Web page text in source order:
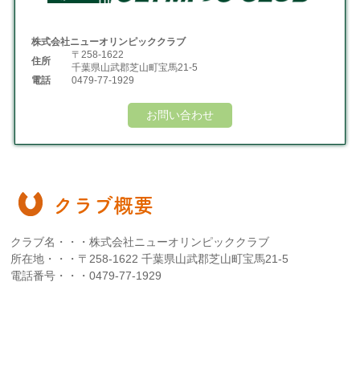
株式会社ニューオリンピッククラブ
住所
〒258-1622
千葉県山武郡芝山町宝馬21-5
電話
0479-77-1929
お問い合わせ
クラブ概要
クラブ名・・・株式会社ニューオリンピッククラブ
所在地・・・〒258-1622 千葉県山武郡芝山町宝馬21-5
電話番号・・・0479-77-1929